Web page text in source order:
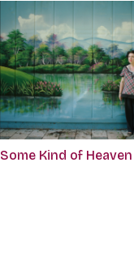
Some Kind of Heaven